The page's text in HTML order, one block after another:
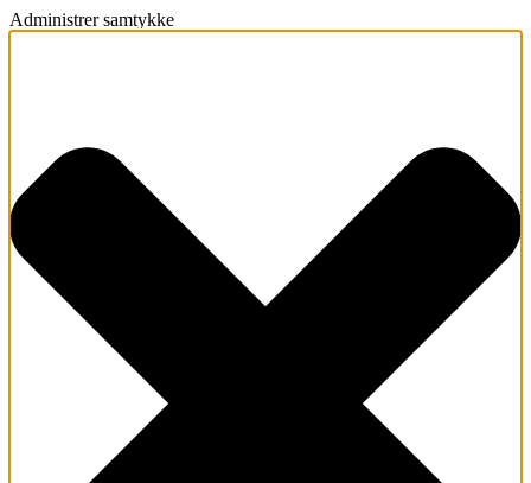
Administrer samtykke